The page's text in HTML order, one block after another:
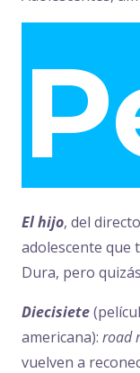
El hijo, del
adolescente que
Dura, pero
Diecisiete
americana): road
vuelven a